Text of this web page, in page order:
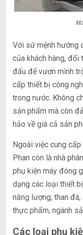
Với sứ mệnh hướng
của khách hàng, đối
đấu để vươn mình
cấp thiết bị công
trong nước. Không
sản phẩm mà còn
hảo về giá cả sản
Ngoài việc cung
Phan còn là nhà
phụ kiện máy đóng
dạng các loại thiết
năng lượng, than đá,
thực phẩm, ngành
Các loại phụ